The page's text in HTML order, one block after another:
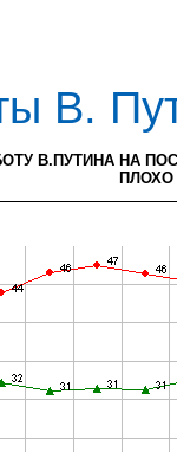
В.
В.ПУТИНА НА
ПЛОХО